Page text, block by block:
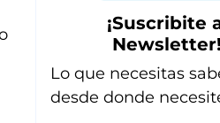
¡Suscribite
Newsletter!
Lo que necesitas
desde donde